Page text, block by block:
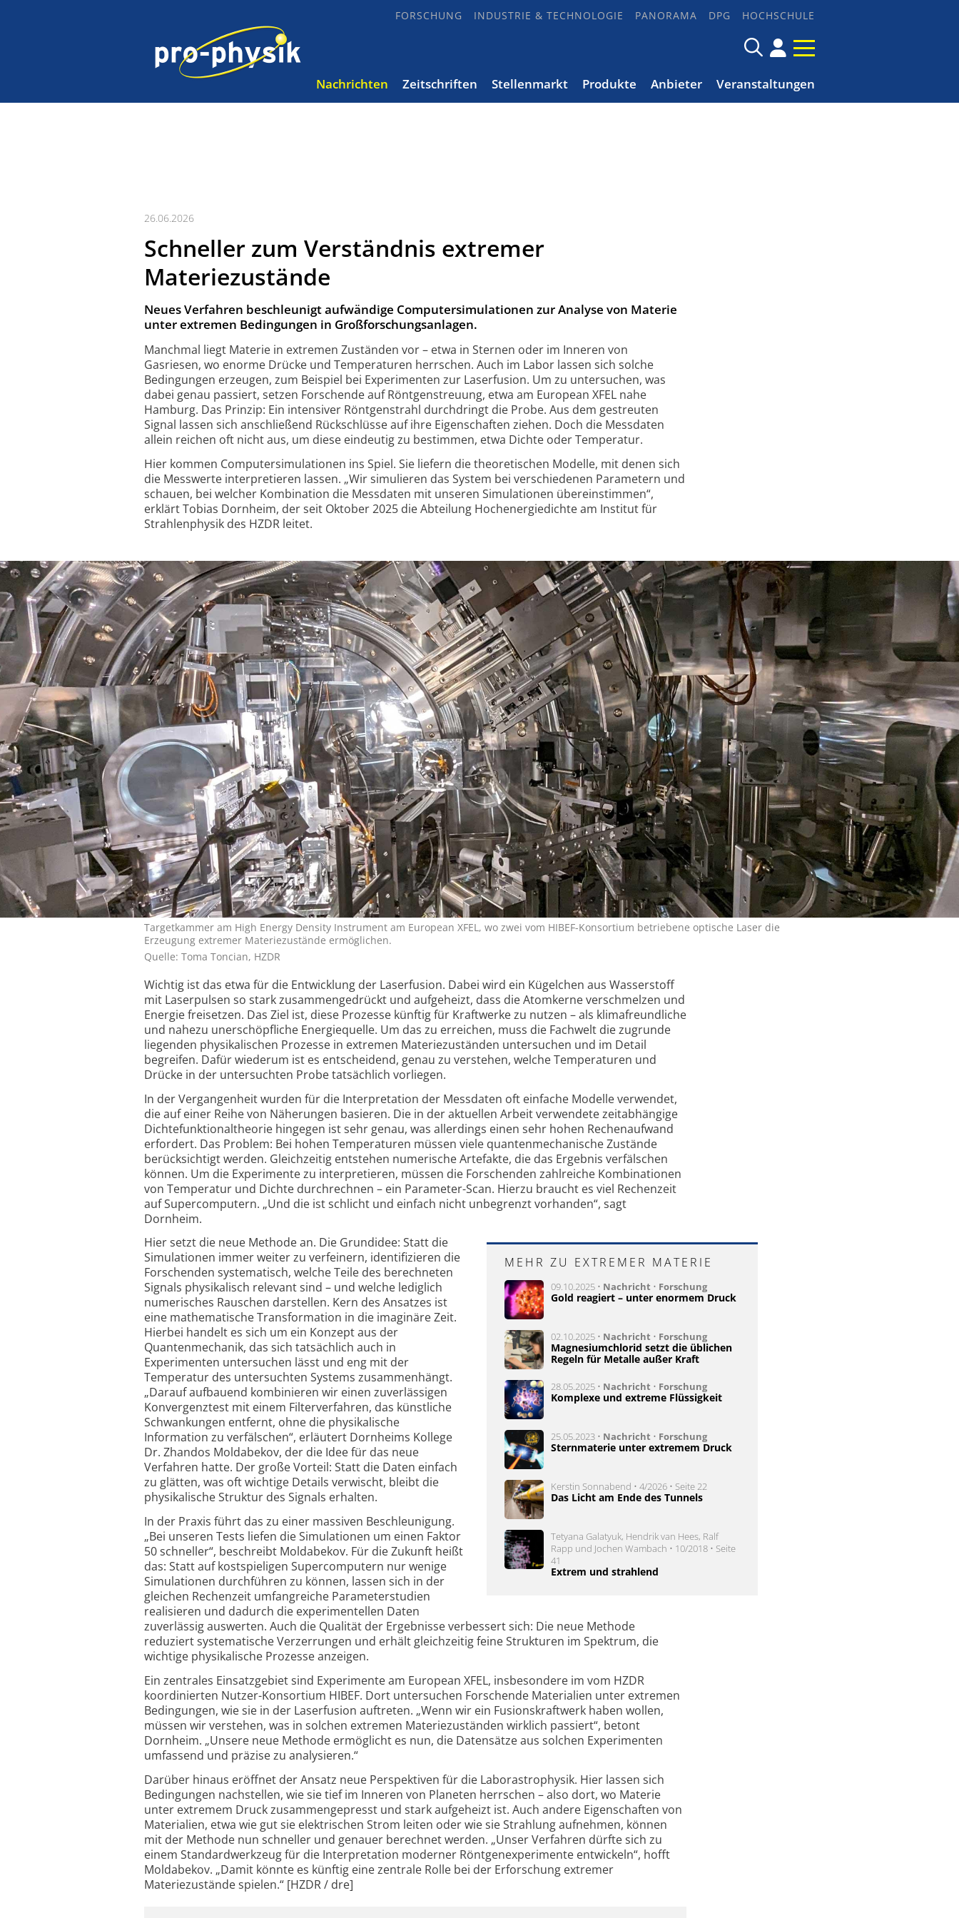
FORSCHUNG INDUSTRIE & TECHNOLOGIE PANORAMA DPG HOCHSCHULE
Nachrichten Zeitschriften Stellenmarkt Produkte Anbieter Veranstaltungen
26.06.2026
Schneller zum Verständnis extremer
Materiezustände
Neues Ver­fah­ren be­schleu­nigt auf­wän­di­ge Com­pu­ter­si­mu­la­tio­nen zur Ana­ly­se von Ma­te­rie
un­ter ex­tre­men Be­ding­ung­en in Groß­for­schungs­an­la­gen.
Manchmal liegt Materie in extremen Zuständen vor – etwa in Sternen oder im Inneren von
Gasriesen, wo enorme Drücke und Temperaturen herrschen. Auch im Labor lassen sich solche
Bedingungen erzeugen, zum Beispiel bei Experimenten zur Laserfusion. Um zu untersuchen, was
dabei genau passiert, setzen Forschende auf Röntgenstreuung, etwa am European XFEL nahe
Hamburg. Das Prinzip: Ein intensiver Röntgenstrahl durchdringt die Probe. Aus dem gestreuten
Signal lassen sich anschließend Rückschlüsse auf ihre Eigenschaften ziehen. Doch die Messdaten
allein reichen oft nicht aus, um diese eindeutig zu bestimmen, etwa Dichte oder Temperatur.
Hier kommen Computersimulationen ins Spiel. Sie liefern die theoretischen Modelle, mit denen sich
die Messwerte interpretieren lassen. „Wir simulieren das System bei verschiedenen Parametern und
schauen, bei welcher Kombination die Messdaten mit unseren Simulationen übereinstimmen“,
erklärt Tobias Dornheim, der seit Oktober 2025 die Abteilung Hochenergiedichte am Institut für
Strahlenphysik des HZDR leitet.
Targetkammer am High Energy Density Instrument am European XFEL, wo zwei vom HIBEF-Konsortium betriebene optische Laser die
Erzeugung extremer Materiezustände ermöglichen.
Quelle: Toma Toncian, HZDR
Wichtig ist das etwa für die Entwicklung der Laserfusion. Dabei wird ein Kügelchen aus Wasserstoff
mit Laserpulsen so stark zusammengedrückt und aufgeheizt, dass die Atomkerne verschmelzen und
Energie freisetzen. Das Ziel ist, diese Prozesse künftig für Kraftwerke zu nutzen – als klimafreundliche
und nahezu unerschöpfliche Energiequelle. Um das zu erreichen, muss die Fachwelt die zugrunde
liegenden physikalischen Prozesse in extremen Materiezuständen untersuchen und im Detail
begreifen. Dafür wiederum ist es entscheidend, genau zu verstehen, welche Temperaturen und
Drücke in der untersuchten Probe tatsächlich vorliegen.
In der Vergangenheit wurden für die Interpretation der Messdaten oft einfache Modelle verwendet,
die auf einer Reihe von Näherungen basieren. Die in der aktuellen Arbeit verwendete zeitabhängige
Dichtefunktionaltheorie hingegen ist sehr genau, was allerdings einen sehr hohen Rechenaufwand
erfordert. Das Problem: Bei hohen Temperaturen müssen viele quantenmechanische Zustände
berücksichtigt werden. Gleichzeitig entstehen numerische Artefakte, die das Ergebnis verfälschen
können. Um die Experimente zu interpretieren, müssen die Forschenden zahlreiche Kombinationen
von Temperatur und Dichte durchrechnen – ein Parameter-Scan. Hierzu braucht es viel Rechenzeit
auf Supercomputern. „Und die ist schlicht und einfach nicht unbegrenzt vorhanden“, sagt
Dornheim.
MEHR ZU EXTREMER MATERIE
09.10.2025 • Nachricht • Forschung
Gold reagiert – unter enormem Druck
02.10.2025 • Nachricht • Forschung
Magnesiumchlorid setzt die üblichen
Regeln für Metalle außer Kraft
28.05.2025 • Nachricht • Forschung
Komplexe und extreme Flüssigkeit
25.05.2023 • Nachricht • Forschung
Sternmaterie unter extremem Druck
Kerstin Sonnabend • 4/2026 • Seite 22
Das Licht am Ende des Tunnels
Tetyana Galatyuk, Hendrik van Hees, Ralf
Rapp und Jochen Wambach • 10/2018 • Seite
41
Extrem und strahlend
Hier setzt die neue Methode an. Die Grundidee: Statt die
Simulationen immer weiter zu verfeinern, identifizieren die
Forschenden systematisch, welche Teile des berechneten
Signals physikalisch relevant sind – und welche lediglich
numerisches Rauschen darstellen. Kern des Ansatzes ist
eine mathematische Transformation in die imaginäre Zeit.
Hierbei handelt es sich um ein Konzept aus der
Quantenmechanik, das sich tatsächlich auch in
Experimenten untersuchen lässt und eng mit der
Temperatur des untersuchten Systems zusammenhängt.
„Darauf aufbauend kombinieren wir einen zuverlässigen
Konvergenztest mit einem Filterverfahren, das künstliche
Schwankungen entfernt, ohne die physikalische
Information zu verfälschen“, erläutert Dornheims Kollege
Dr. Zhandos Moldabekov, der die Idee für das neue
Verfahren hatte. Der große Vorteil: Statt die Daten einfach
zu glätten, was oft wichtige Details verwischt, bleibt die
physikalische Struktur des Signals erhalten.
In der Praxis führt das zu einer massiven Beschleunigung.
„Bei unseren Tests liefen die Simulationen um einen Faktor
50 schneller“, beschreibt Moldabekov. Für die Zukunft heißt
das: Statt auf kostspieligen Supercomputern nur wenige
Simulationen durchführen zu können, lassen sich in der
gleichen Rechenzeit umfangreiche Parameterstudien
realisieren und dadurch die experimentellen Daten
zuverlässig auswerten. Auch die Qualität der Ergebnisse verbessert sich: Die neue Methode
reduziert systematische Verzerrungen und erhält gleichzeitig feine Strukturen im Spektrum, die
wichtige physikalische Prozesse anzeigen.
Ein zentrales Einsatzgebiet sind Experimente am European XFEL, insbesondere im vom HZDR
koordinierten Nutzer-Konsortium HIBEF. Dort untersuchen Forschende Materialien unter extremen
Bedingungen, wie sie in der Laserfusion auftreten. „Wenn wir ein Fusionskraftwerk haben wollen,
müssen wir verstehen, was in solchen extremen Materiezuständen wirklich passiert“, betont
Dornheim. „Unsere neue Methode ermöglicht es nun, die Datensätze aus solchen Experimenten
umfassend und präzise zu analysieren.“
Darüber hinaus eröffnet der Ansatz neue Perspektiven für die Laborastrophysik. Hier lassen sich
Bedingungen nachstellen, wie sie tief im Inneren von Planeten herrschen – also dort, wo Materie
unter extremem Druck zusammengepresst und stark aufgeheizt ist. Auch andere Eigenschaften von
Materialien, etwa wie gut sie elektrischen Strom leiten oder wie sie Strahlung aufnehmen, können
mit der Methode nun schneller und genauer berechnet werden. „Unser Verfahren dürfte sich zu
einem Standardwerkzeug für die Interpretation moderner Röntgenexperimente entwickeln“, hofft
Moldabekov. „Damit könnte es künftig eine zentrale Rolle bei der Erforschung extremer
Materiezustände spielen.“ [HZDR / dre]